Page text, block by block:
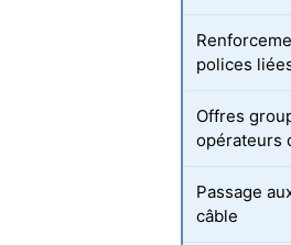
polices
Offres
opérateurs
Passage
câble